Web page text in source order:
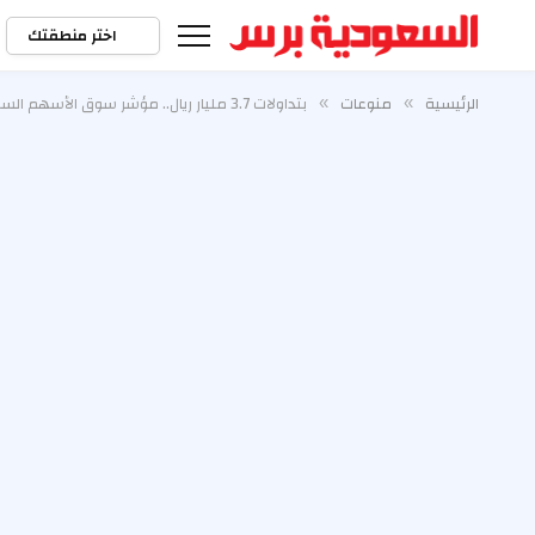
اختر منطقتك
الرئيسية » منوعات » بتداولات 3.7 مليار ريال.. مؤشر سوق الأسهم السعودية يغلق منخفضًا